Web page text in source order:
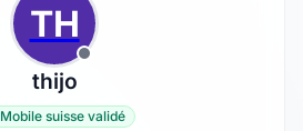
TH
thijo
Mobile suisse validé